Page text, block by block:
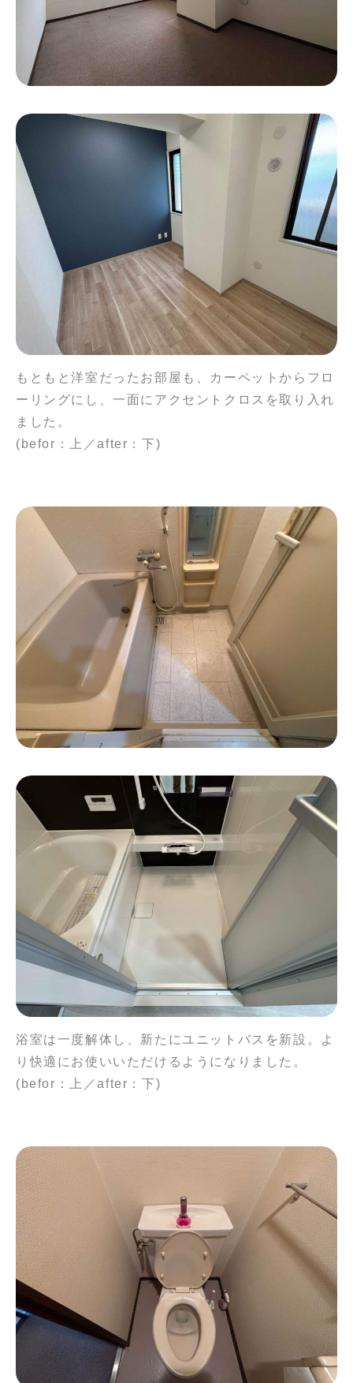
もともと洋室だったお部屋も、カーペットからフロ
ーリングにし、一面にアクセントクロスを取り入れ
ました。
(befor：上／after：下)
浴室は一度解体し、新たにユニットバスを新設。よ
り快適にお使いいただけるようになりました。
(befor：上／after：下)